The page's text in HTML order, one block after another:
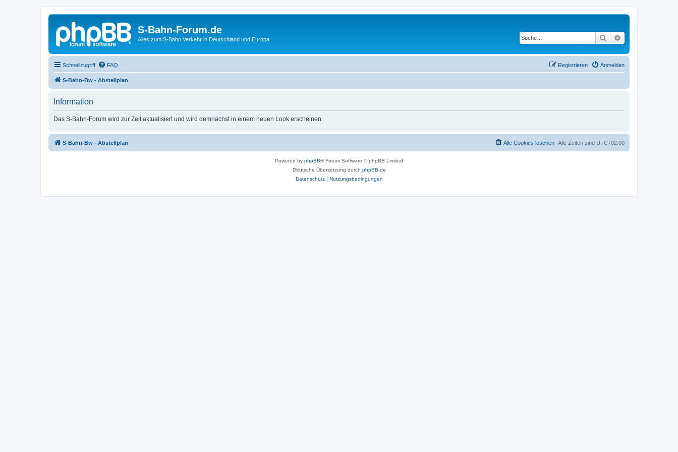
S-Bahn-Forum.de
Alles zum S-Bahn Verkehr in Deutschland und Europa Suche
Schnellzugriff FAQ Anmelden
Registrieren
S-Bahn-Bw - Abstellplan
Information
Das S-Bahn-Forum wird zur Zeit aktualisiert und wird demnächst in einem neuen Look erscheinen.
S-Bahn-Bw - Abstellplan Alle Zeiten sind UTC+02:00
Alle Cookies löschen
Powered by phpBB® Forum Software © phpBB Limited
Deutsche Übersetzung durch phpBB.de
Datenschutz| Nutzungsbedingungen